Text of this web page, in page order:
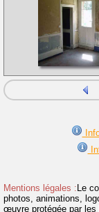
Mentions légales : Le
photos, animations,
œuvre protégée par les